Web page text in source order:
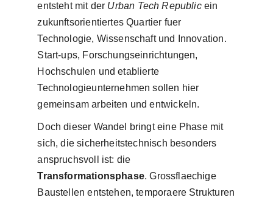
entsteht mit der Urban Tech Republicein
zukunftsorientiertes Quartier fuer
Technologie, Wissenschaft und Innovation.
Start-ups, Forschungseinrichtungen,
Hochschulen und etablierte
Technologieunternehmen sollen hier
gemeinsam arbeiten und entwickeln.
Doch dieser Wandel bringt eine Phase mit
sich, die sicherheitstechnisch besonders
anspruchsvoll ist: die
Transformationsphase. Grossflaechige
Baustellen entstehen, temporaere Strukturen